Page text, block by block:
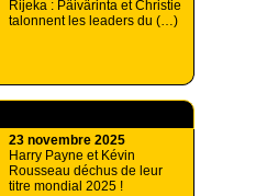
Rijeka : Päivärinta et Christie
talonnent les leaders du (…)
23 novembre 2025
Harry Payne et Kévin
Rousseau déchus de leur
titre mondial 2025 !